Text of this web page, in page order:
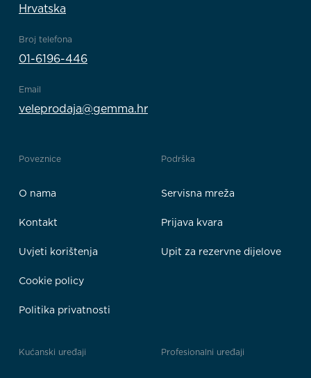
Hrvatska
Broj telefona
01-6196-446
Email
veleprodaja@gemma.hr
Poveznice
O nama
Kontakt
Uvjeti korištenja
Cookie policy
Politika privatnosti
Podrška
Servisna mreža
Prijava kvara
Upit za rezervne dijelove
Kućanski uređaji Profesionalni uređaji